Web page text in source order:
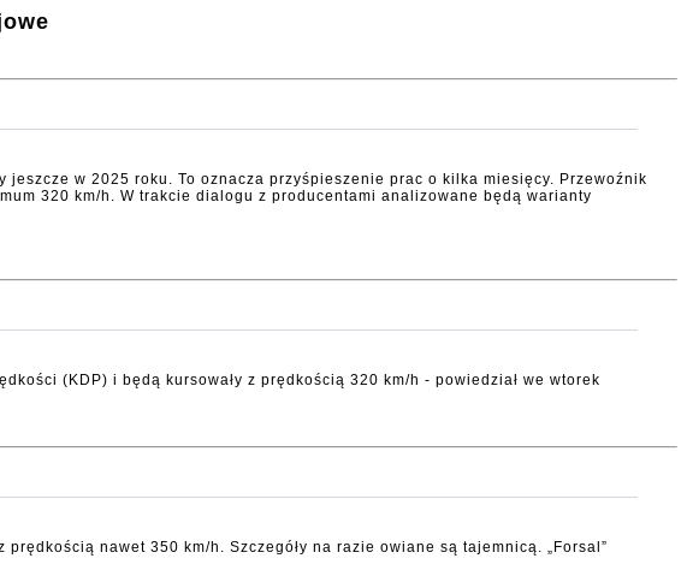
jeszcze w 2025 roku. To oznacza przyśpieszenie prac o kilka miesięcy. Przewoźnik
320 km/h. W trakcie dialogu z producentami analizowane będą warianty
(KDP) i będą kursowały z prędkością 320 km/h - powiedział we wtorek
nawet 350 km/h. Szczegóły na razie owiane są tajemnicą. „Forsal”